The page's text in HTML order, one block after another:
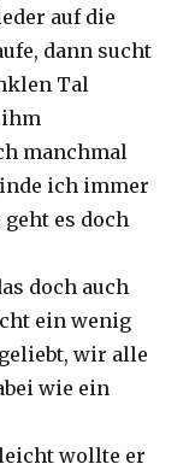
auf die
dann sucht
Tal
ihm
manchmal
ich immer
es doch
doch auch
ein wenig
wir alle
wie ein
wollte er